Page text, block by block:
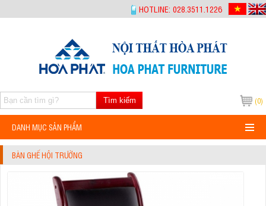
HOTLINE: 028.3511.1226
(0)
Tìm kiếm
DANH MỤC SẢN PHẨM
BÀN GHẾ HỘI TRƯỜNG